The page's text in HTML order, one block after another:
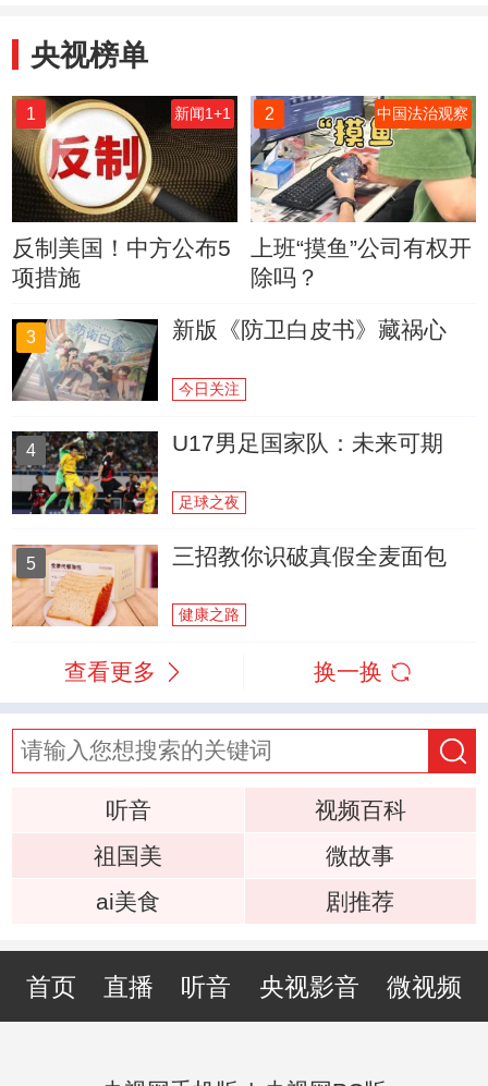
央视榜单
1 新闻1+1
反制美国！中方公布5
项措施
2 中国法治观察
上班“摸鱼”公司有权开
除吗？
3 新版《防卫白皮书》藏祸心
今日关注
4 U17男足国家队：未来可期
足球之夜
5 三招教你识破真假全麦面包
健康之路
查看更多 换一换
听音
视频百科
祖国美
微故事
ai美食
剧推荐
首页 直播 听音 央视影音 微视频